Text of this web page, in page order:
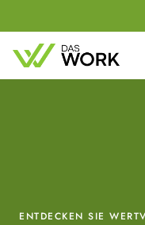
ENTDECKEN SIE